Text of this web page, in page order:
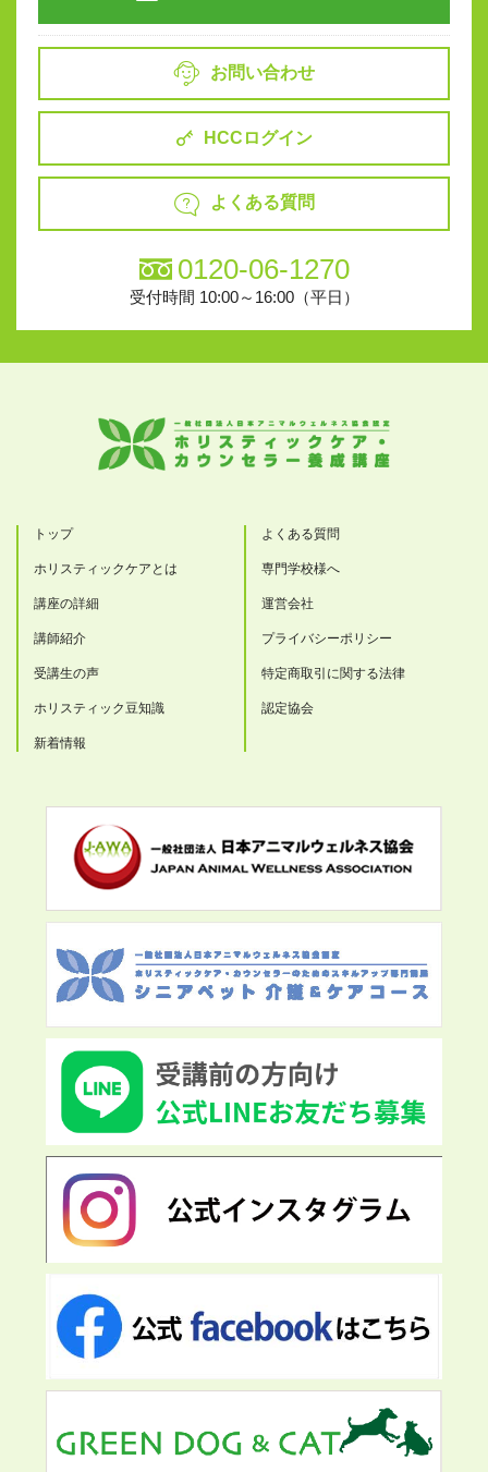
お問い合わせ
HCCログイン
よくある質問
0120-06-1270
受付時間 10:00～16:00（平日）
トップ
ホリスティックケアとは
講座の詳細
講師紹介
受講生の声
ホリスティック豆知識
新着情報
よくある質問
専門学校様へ
運営会社
プライバシーポリシー
特定商取引に関する法律
認定協会